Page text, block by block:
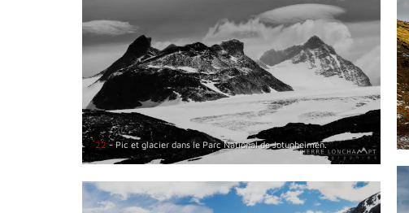
22 - Pic et glacier dans le Parc National de Jotunheimen.